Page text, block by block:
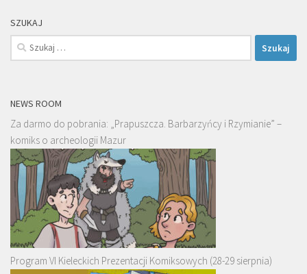
SZUKAJ
Szukaj:
NEWS ROOM
Za darmo do pobrania: „Prapuszcza. Barbarzyńcy i Rzymianie” –
komiks o archeologii Mazur
Program VI Kieleckich Prezentacji Komiksowych (28-29 sierpnia)